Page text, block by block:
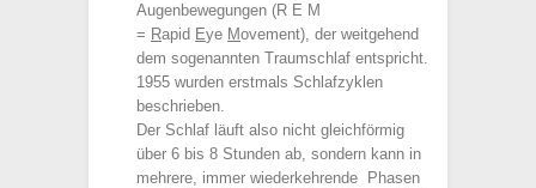
Augenbewegungen (R E M
= Rapid Eye Movement), der weitgehend
dem sogenannten Traumschlaf entspricht.
1955 wurden erstmals Schlafzyklen
beschrieben.
Der Schlaf läuft also nicht gleichförmig
über 6 bis 8 Stunden ab, sondern kann in
mehrere, immer wiederkehrende Phasen